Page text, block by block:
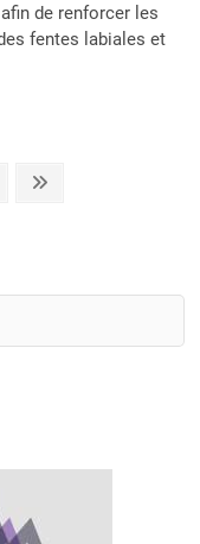
de renforcer les
fentes labiales et